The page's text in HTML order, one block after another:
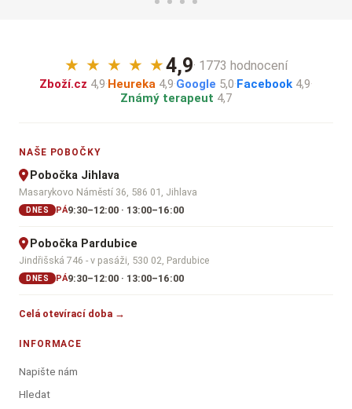
★ ★ ★ ★ ★4,9· 1773 hodnocení
Zboží.cz 4,9·Heureka 4,9·Google 5,0·Facebook 4,9·
Známý terapeut 4,7
NAŠE POBOČKY
Pobočka Jihlava
Masarykovo Náměstí 36, 586 01, Jihlava
DNES PÁ9:30–12:00 · 13:00–16:00
Pobočka Pardubice
Jindřišská 746 - v pasáži, 530 02, Pardubice
DNES PÁ9:30–12:00 · 13:00–16:00
Celá otevírací doba →
INFORMACE
Napište nám
Hledat